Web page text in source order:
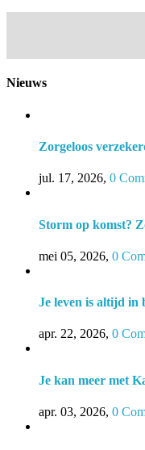
Nieuws
Zorgeloos
jul. 17, 2026, 0
Storm op komst?
mei 05, 2026, 0
Je leven is altijd in
apr. 22, 2026, 0
Je kan meer met
apr. 03, 2026, 0